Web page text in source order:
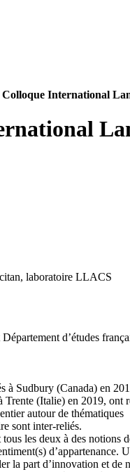
Colloque International
laboratoire LLACS
d’études
à Sudbury (Canada) en
(Italie) en 2019, ont
autour de thématiques
sont inter-reliés.
les deux à des notions
d’appartenance.
la part d’innovation et de